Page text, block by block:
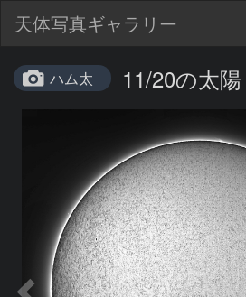
天体写真ギャラリー
ハム太 11/20の太陽